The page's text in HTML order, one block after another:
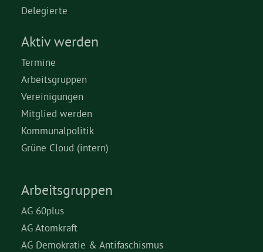
Delegierte
Aktiv werden
Termine
Arbeitsgruppen
Vereinigungen
Mitglied werden
Kommunalpolitik
Grüne Cloud (intern)
Arbeitsgruppen
AG 60plus
AG Atomkraft
AG Demokratie & Antifaschismus